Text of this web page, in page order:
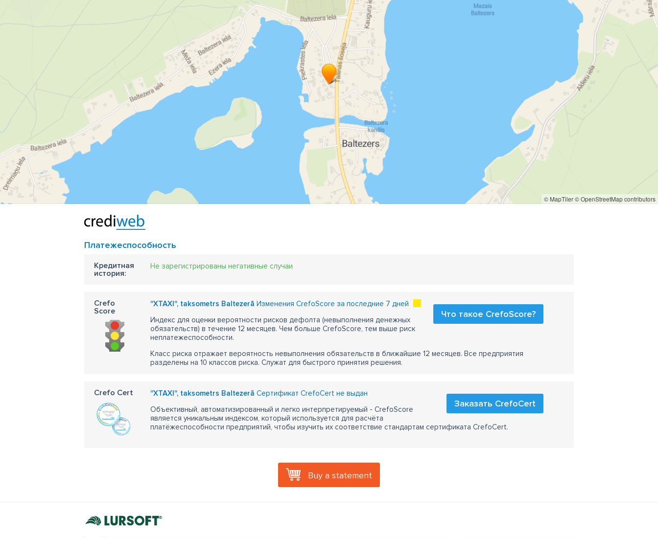
Расчет Taxi Mobilly
Карта клиента Taxi
Taxi для ночных работников
Контракт Taxi для юридических лиц
Корпоративное такси
Taxi для перевозки работников
Новые машины Taxi
легковые такси
baby taxi taxi для детей
школьное такси
карты клиентов услуга два водителя
круглосуточное такси
трансфер услуги трансферов
фиксированная цена
перевозка работников
обслуживание мероприятия
дешевое taxi
быстрое такси
такси для животных такси двух водителей
корпоративное такси
на свадьбу taxi
междугородний проезд круглосуточные услуги такси
детское сиденье
курение в салоне запрещено
расчеты наличными
встреча пассажиров в аэропорту
© MapTiler© OpenStreetMap contributors
Платежеспособность
Кредитная
история:
Не зарегистрированы негативные случаи
Crefo
Score
''XTAXI'', taksometrs Baltezerā Изменения CrefoScore за последние 7 дней
Что такое CrefoScore?
Индекс для оценки вероятности рисков дефолта (невыполнения денежных
обязательств) в течение 12 месяцев. Чем больше CrefoScore, тем выше риск
неплатежеспособности.
Класс риска отражает вероятность невыполнения обязательств в ближайшие 12 месяцев. Все предприятия
разделены на 10 классов риска. Служат для быстрого принятия решения.
Crefo Cert ''XTAXI'', taksometrs Baltezerā Сертификат CrefoCert не выдан
Заказать CrefoCert
Объективный, автоматизированный и легко интерпретируемый - CrefoScore
является уникальным индексом, который используется для расчёта
платёжеспособности предприятий, чтобы изучить их соответствие стандартам сертификата CrefoCert.
Buy a statement